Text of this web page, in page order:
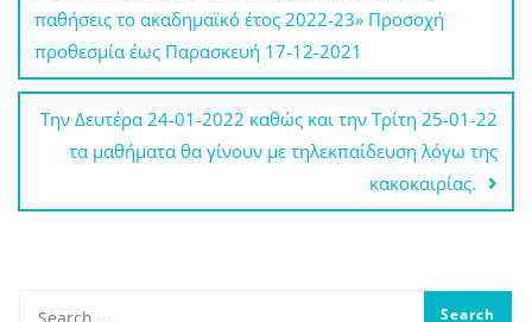
παθήσεις το ακαδημαϊκό έτος 2022-23» Προσοχή
προθεσμία έως Παρασκευή 17-12-2021
Την Δευτέρα 24-01-2022 καθώς και την Τρίτη 25-01-22
τα μαθήματα θα γίνουν με τηλεκπαίδευση λόγω της
κακοκαιρίας.